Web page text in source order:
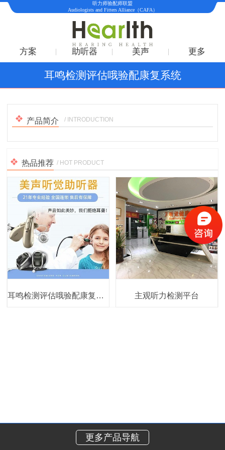
听力师验配师联盟
Audiologists and Fitters Alliance（CAFA）
方案 助听器 美声 更多
耳鸣检测评估哦验配康复系统
1/1
产品简介 / INTRODUCTION
热品推荐 / HOT PRODUCT
耳鸣检测评估哦验配康复系统 主观听力检测平台
更多产品导航